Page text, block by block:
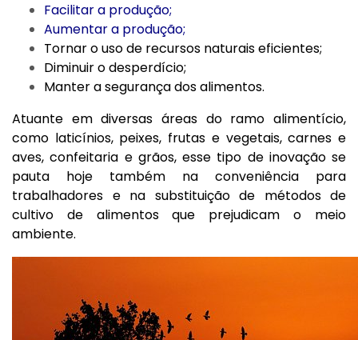
Facilitar a produção;
Aumentar a produção;
Tornar o uso de recursos naturais eficientes;
Diminuir o desperdício;
Manter a segurança dos alimentos.
Atuante em diversas áreas do ramo alimentício,
como laticínios, peixes, frutas e vegetais, carnes e
aves, confeitaria e grãos, esse tipo de inovação se
pauta hoje também na conveniência para
trabalhadores e na substituição de métodos de
cultivo de alimentos que prejudicam o meio
ambiente.